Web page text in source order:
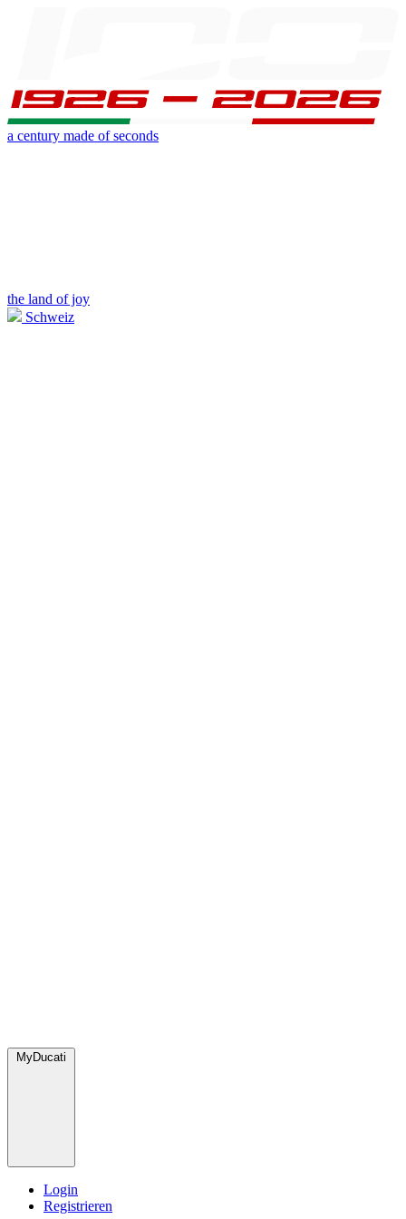
a century made of seconds
the land of joy
Schweiz
MyDucati
Login
Registrieren